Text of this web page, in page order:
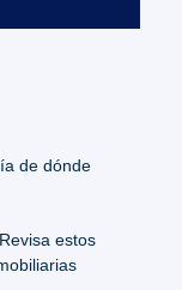
de dónde
estos